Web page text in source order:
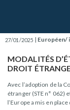
27/01/2025 | Européen/
MODALITÉS
DROIT
Avec l’adoption de la
étranger (STE n° 062)
l’Europe a mis en